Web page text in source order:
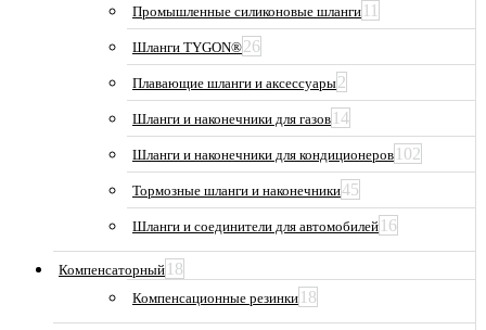
Промышленные силиконовые шланги 11
Шланги TYGON®26
Плавающие шланги и аксессуары2
Шланги и наконечники для газов 14
Шланги и наконечники для кондиционеров 102
Тормозные шланги и наконечники45
Шланги и соединители для автомобилей 16
Компенсаторный 18
Компенсационные резинки 18